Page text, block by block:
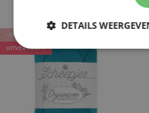
-10%
UITVERKOCHT
DETAILS